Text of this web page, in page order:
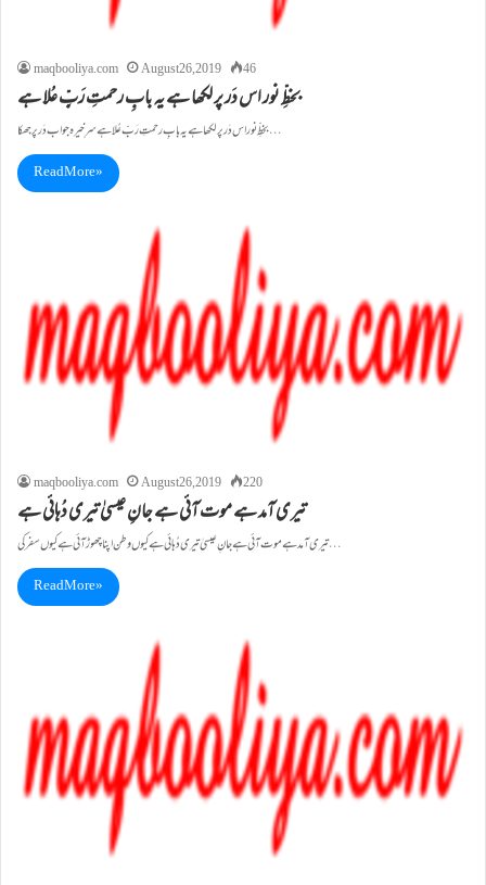
maqbooliya.com August 26, 2019 46
بخطِّ نور اس دَر پر لکھا ہے یہ بابِ رحمتِ رَبِّ عُلا ہے
بخطِّ نور اس دَر پر لکھا ہے یہ بابِ رحمتِ رَبِّ عُلا ہے سرِ خیرہ جو اب دَر پر جھکا…
Read More »
maqbooliya.com August 26, 2019 220
تیری آمد ہے موت آئی ہے جانِ عیسیٰ تیری دُہائی ہے
تیری آمد ہے موت آئی ہے جانِ عیسیٰ تیری دُہائی ہے کیوں وطن اپنا چھوڑ آئی ہے کیوں سفر کی…
Read More »